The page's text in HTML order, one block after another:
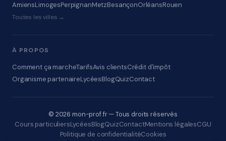
AmiensLimogesPerpignanMetzBesançonOrléansRouen
Toutes les villes →
À PROPOS
Comment ça marcheTarifsAvis clientsCrédit d'impôt
Organisme partenaireLycéesBlogQuizContact
© 2026 mon-prof.fr — Tous droits réservés
Cours particuliersLycéesBlogQuizContactMentions légalesCGU
Politique de confidentialitéCookies